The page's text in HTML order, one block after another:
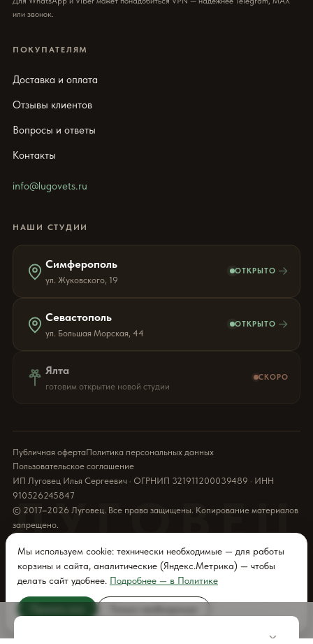
или звонок.
ПОКУПАТЕЛЯМ
Доставка и оплата
Отзывы клиентов
Вопросы и ответы
Контакты
info@lugovets.ru
НАШИ СТУДИИ
Симферополь
ул. Жуковского, 19
ОТКРЫТО →
Севастополь
ул. Большая Морская, 44
ОТКРЫТО →
Ялта
готовим открытие новой студии
СКОРО
Публичная офертаПолитика персональных данных
Пользовательское соглашение
ИП Луговец Илья Сергеевич · ОГРНИП 321911200039489 · ИНН
910526245847
© 2017–2026 Луговец. Все права защищены. Копирование материалов
запрещено.
ЛУГОВЕЦ
Мы используем cookie: технически необходимые — для работы
корзины и сайта, аналитические (Яндекс.Метрика) — чтобы
делать сайт удобнее. Подробнее — в Политике
×